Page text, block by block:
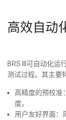
高效自动
BRS III可自动化运
测试过程。其主要
高精度的预校准
度。
用户友好界面：